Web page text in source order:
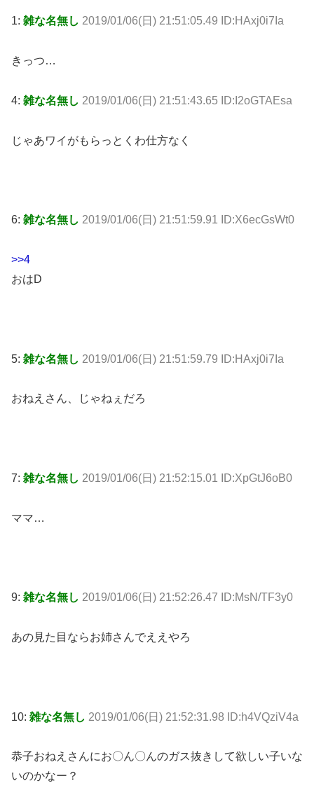
1: 雑な名無し 2019/01/06(日) 21:51:05.49 ID:HAxj0i7Ia
きっつ…
4: 雑な名無し 2019/01/06(日) 21:51:43.65 ID:I2oGTAEsa
じゃあワイがもらっとくわ仕方なく
6: 雑な名無し 2019/01/06(日) 21:51:59.91 ID:X6ecGsWt0
>>4
おはD
5: 雑な名無し 2019/01/06(日) 21:51:59.79 ID:HAxj0i7Ia
おねえさん、じゃねぇだろ
7: 雑な名無し 2019/01/06(日) 21:52:15.01 ID:XpGtJ6oB0
ママ…
9: 雑な名無し 2019/01/06(日) 21:52:26.47 ID:MsN/TF3y0
あの見た目ならお姉さんでええやろ
10: 雑な名無し 2019/01/06(日) 21:52:31.98 ID:h4VQziV4a
恭子おねえさんにお〇ん〇んのガス抜きして欲しい子いな
いのかなー？